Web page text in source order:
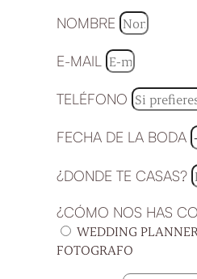
NOMBRE
E-MAIL
TELÉFONO
FECHA DE LA BODA
¿DONDE TE CASAS?
¿CÓMO NOS HAS
WEDDING PLANNER
FOTOGRAFO